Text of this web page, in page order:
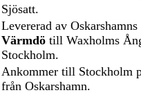
Sjösatt.
Levererad av
Värmdö till Waxholms
Stockholm.
Ankommer till Stockholm
från Oskarshamn.